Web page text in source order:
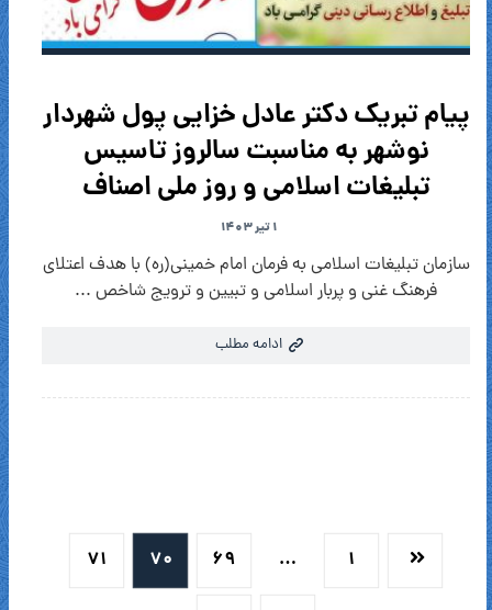
پیام تبریک دکتر عادل خزایی پول شهردار
نوشهر به مناسبت سالروز تاسیس
تبلیغات اسلامی و روز ملی اصناف
۱ تیر ۱۴۰۳
سازمان تبلیغات اسلامی به فرمان امام خمینی(ره) با هدف اعتلای
فرهنگ غنی و پربار اسلامی و تبیین و ترویج شاخص ...
ادامه مطلب
۱ … ۶۹ ۷۰ ۷۱